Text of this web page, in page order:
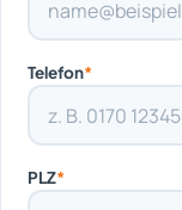
Telefon*
PLZ*